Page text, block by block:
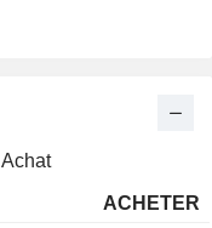
Achat
ACHETER